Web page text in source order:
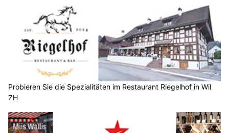
Probieren Sie die Spezialitäten im Restaurant Riegelhof in Wil
ZH